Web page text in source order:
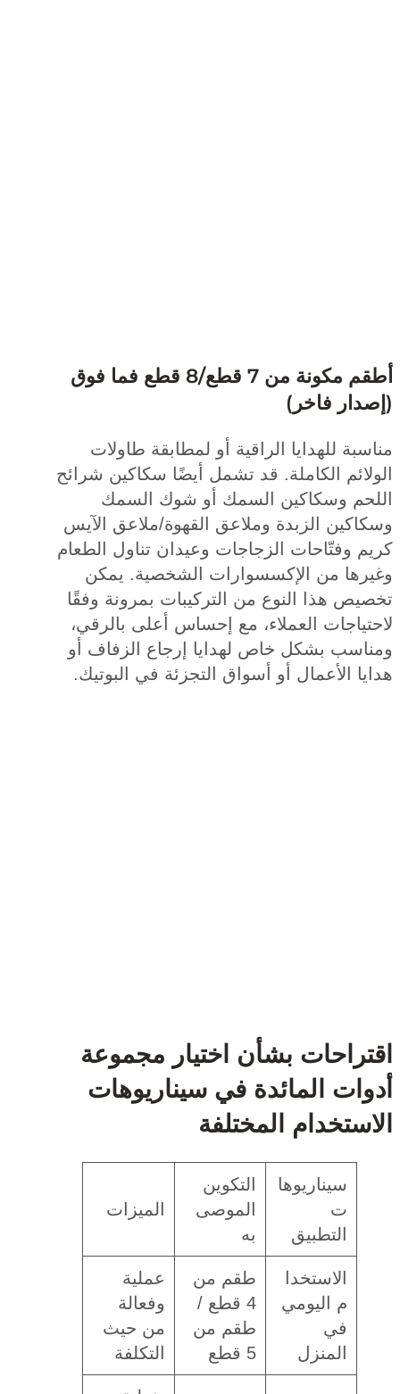
أطقم مكونة من 7 قطع/8 قطع فما فوق
فاخر)
للهدايا الراقية أو لمطابقة طاولات
الكاملة. قد تشمل أيضًا سكاكين شرائح
وسكاكين السمك أو شوك السمك
الزبدة وملاعق القهوة/ملاعق الآيس
وفتّاحات الزجاجات وعيدان تناول الطعام
من الإكسسوارات الشخصية. يمكن
هذا النوع من التركيبات بمرونة وفقًا
العملاء، مع إحساس أعلى بالرقي،
بشكل خاص لهدايا إرجاع الزفاف أو
الأعمال أو أسواق التجزئة في البوتيك.
بشأن اختيار مجموعة
المائدة في سيناريوهات
المختلفة
سيناريوها
التطبيق
التكوين
الموصى
الميزات
الاستخدا
م اليومي
المنزل
طقم من
4 قطع /
طقم من
عملية
وفعالة
من حيث
التكلفة